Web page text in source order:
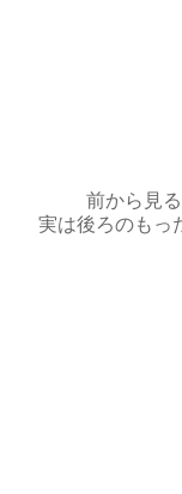
前から見
実は後ろのもっ